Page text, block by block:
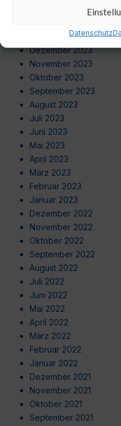
Datenschutz
Januar 2024
Dezember 2023
November 2023
Oktober 2023
September 2023
August 2023
Juli 2023
Juni 2023
Mai 2023
April 2023
März 2023
Februar 2023
Januar 2023
Dezember 2022
November 2022
Oktober 2022
September 2022
August 2022
Juli 2022
Juni 2022
Mai 2022
April 2022
März 2022
Februar 2022
Januar 2022
Dezember 2021
November 2021
Oktober 2021
September 2021